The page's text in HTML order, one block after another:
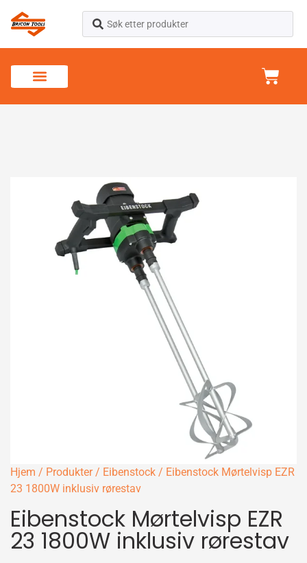
Hjem / Produkter/ Eibenstock / Eibenstock Mørtelvisp EZR
23 1800W inklusiv rørestav
Eibenstock Mørtelvisp EZR
23 1800W inklusiv rørestav